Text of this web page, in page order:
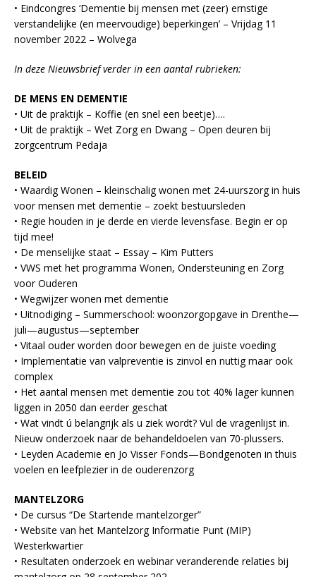
• Eindcongres ‘Dementie bij mensen met (zeer) ernstige
verstandelijke (en meervoudige) beperkingen’ – Vrijdag 11
november 2022 – Wolvega
In deze Nieuwsbrief verder in een aantal rubrieken:
DE MENS EN DEMENTIE
• Uit de praktijk – Koffie (en snel een beetje)….
• Uit de praktijk – Wet Zorg en Dwang – Open deuren bij
zorgcentrum Pedaja
BELEID
• Waardig Wonen – kleinschalig wonen met 24-uurszorg in huis
voor mensen met dementie – zoekt bestuursleden
• Regie houden in je derde en vierde levensfase. Begin er op
tijd mee!
• De menselijke staat – Essay – Kim Putters
• VWS met het programma Wonen, Ondersteuning en Zorg
voor Ouderen
• Wegwijzer wonen met dementie
• Uitnodiging – Summerschool: woonzorgopgave in Drenthe—
juli—augustus—september
• Vitaal ouder worden door bewegen en de juiste voeding
• Implementatie van valpreventie is zinvol en nuttig maar ook
complex
• Het aantal mensen met dementie zou tot 40% lager kunnen
liggen in 2050 dan eerder geschat
• Wat vindt ú belangrijk als u ziek wordt? Vul de vragenlijst in.
Nieuw onderzoek naar de behandeldoelen van 70-plussers.
• Leyden Academie en Jo Visser Fonds—Bondgenoten in thuis
voelen en leefplezier in de ouderenzorg
MANTELZORG
• De cursus “De Startende mantelzorger”
• Website van het Mantelzorg Informatie Punt (MIP)
Westerkwartier
• Resultaten onderzoek en webinar veranderende relaties bij